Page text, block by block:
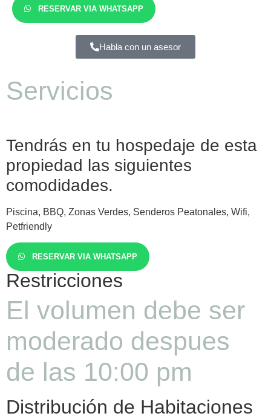
RESERVAR VIA WHATSAPP
Habla con un asesor
Servicios
Tendrás en tu hospedaje de esta
propiedad las siguientes
comodidades.
Piscina, BBQ, Zonas Verdes, Senderos Peatonales, Wifi,
Petfriendly
RESERVAR VIA WHATSAPP
Restricciones
El volumen debe ser
moderado despues
de las 10:00 pm
Distribución de Habitaciones